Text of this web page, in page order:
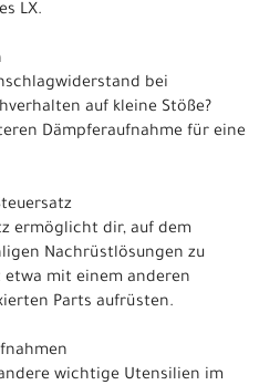
LX.
bei
auf kleine Stöße?
Dämpferaufnahme für eine
ermöglicht dir, auf dem
Nachrüstlösungen zu
etwa mit einem anderen
Parts aufrüsten.
wichtige Utensilien im